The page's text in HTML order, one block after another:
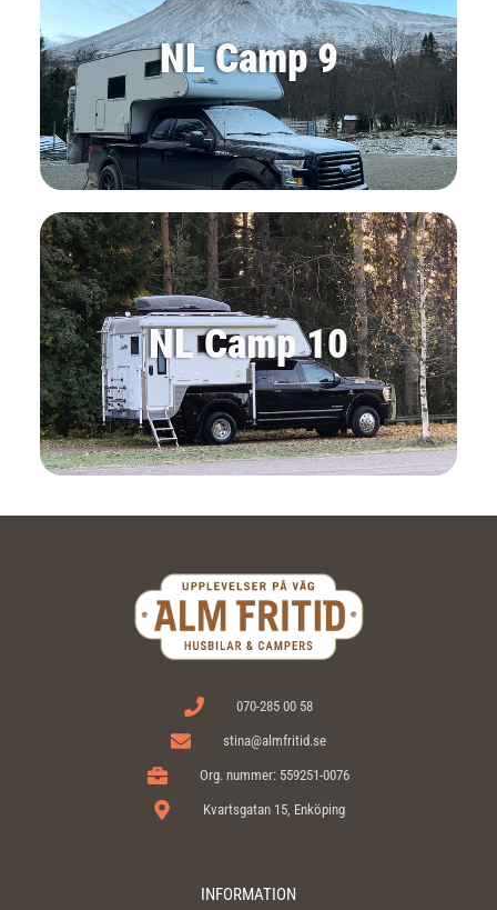
NL Camp 9
NL Camp 10
070-285 00 58
stina@almfritid.se
Org. nummer: 559251-0076
Kvartsgatan 15, Enköping
INFORMATION